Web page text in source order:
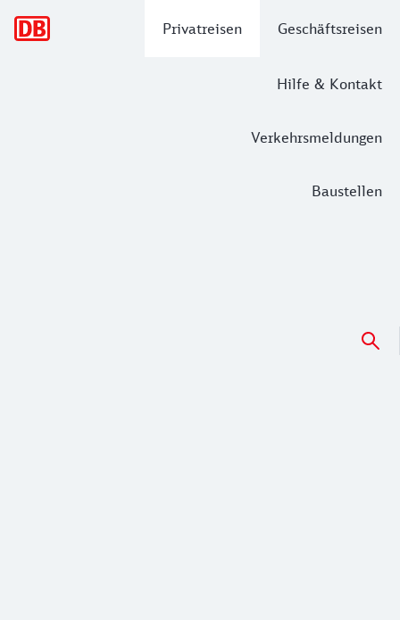
Privatreisen Geschäftsreisen
Hilfe & Kontakt
Verkehrsmeldungen
Baustellen